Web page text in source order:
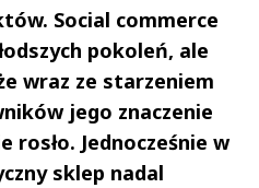
Social commerce
pokoleń, ale
wraz ze starzeniem
jego znaczenie
rosło. Jednocześnie w
sklep nadal